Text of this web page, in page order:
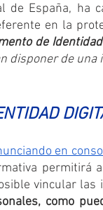
de España, ha
en la
de
disponer de
en
permitirá
vincular las
como